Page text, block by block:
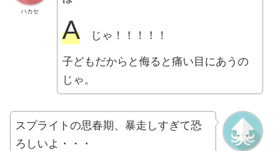
ハカセ
Aじゃ！！！！！
子どもだからと侮ると痛い目にあうの
じゃ。
スプライトの思春期、暴走しすぎて恐
ろしいよ・・・